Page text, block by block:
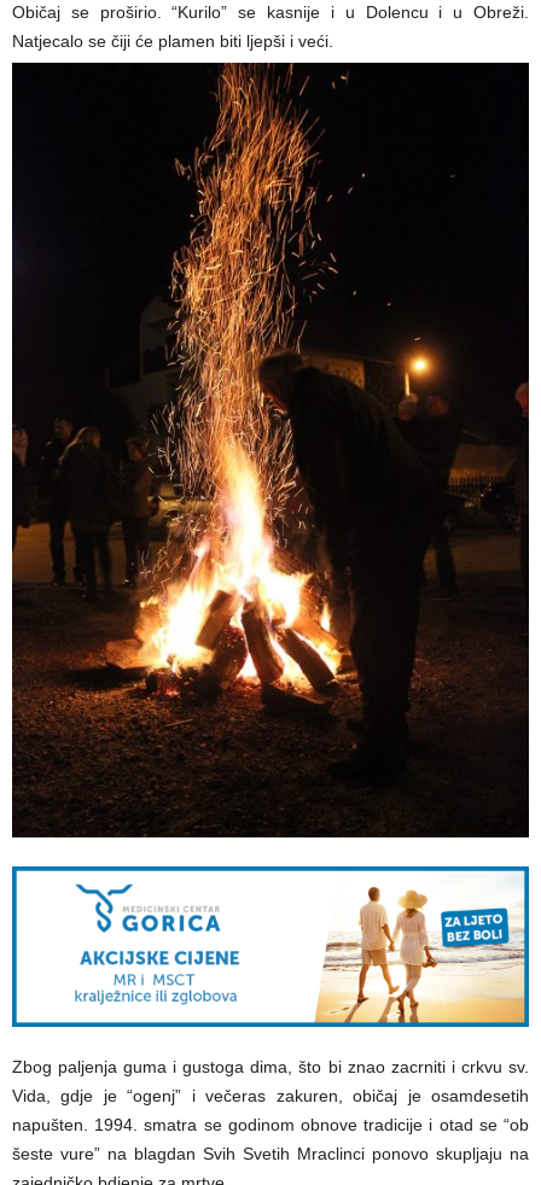
Običaj se proširio. “Kurilo” se kasnije i u Dolencu i u Obreži.
Natjecalo se čiji će plamen biti ljepši i veći.
Zbog paljenja guma i gustoga dima, što bi znao zacrniti i crkvu sv.
Vida, gdje je “ogenj” i večeras zakuren, običaj je osamdesetih
napušten. 1994. smatra se godinom obnove tradicije i otad se “ob
šeste vure” na blagdan Svih Svetih Mraclinci ponovo skupljaju na